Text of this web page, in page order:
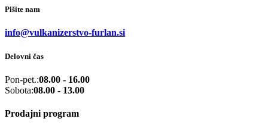
Pišite nam
info@vulkanizerstvo-furlan.si
Delovni čas
Pon-pet.:08.00 - 16.00
Sobota:08.00 - 13.00
Prodajni program